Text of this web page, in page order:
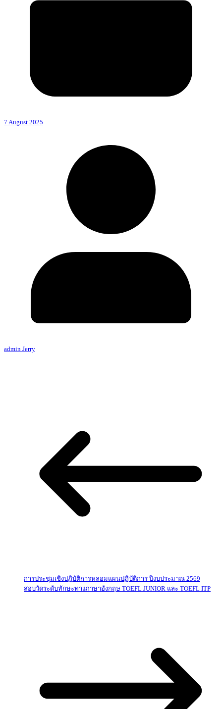
7 August 2025
admin Jerry
การประชุมเชิงปฏิบัติการหลอมแผนปฏิบัติการ ปีงบประมาณ 2569
สอบวัดระดับทักษะทางภาษาอังกฤษ TOEFL JUNIOR และ TOEFL ITP